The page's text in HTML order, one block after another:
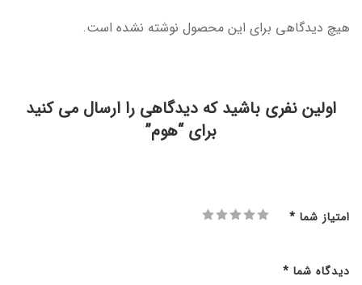
هیچ دیدگاهی برای این محصول نوشته نشده است.
اولین نفری باشید که دیدگاهی را ارسال می کنید
برای “هوم”
امتیاز شما *
دیدگاه شما *